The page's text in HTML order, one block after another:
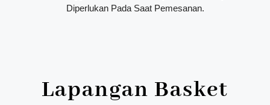
Diperlukan Pada Saat Pemesanan.
Lapangan Basket